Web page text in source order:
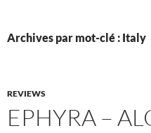
Archives par mot-clé : Italy
REVIEWS
EPHYRA –